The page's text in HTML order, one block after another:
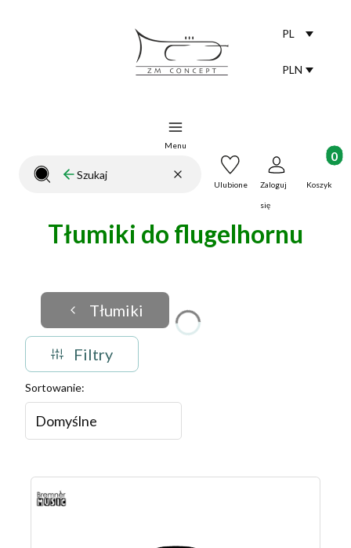
PL
PLN
Menu
Zamknij wyszukiwarkęWyczyść
Szukaj Ulubione Zaloguj
się
Koszyk
Tłumiki do flugelhornu
Tłumiki
Filtry
Lista produktów
Sortowanie:
Domyślne